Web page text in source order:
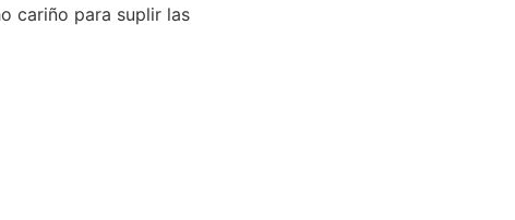
cariño para suplir las